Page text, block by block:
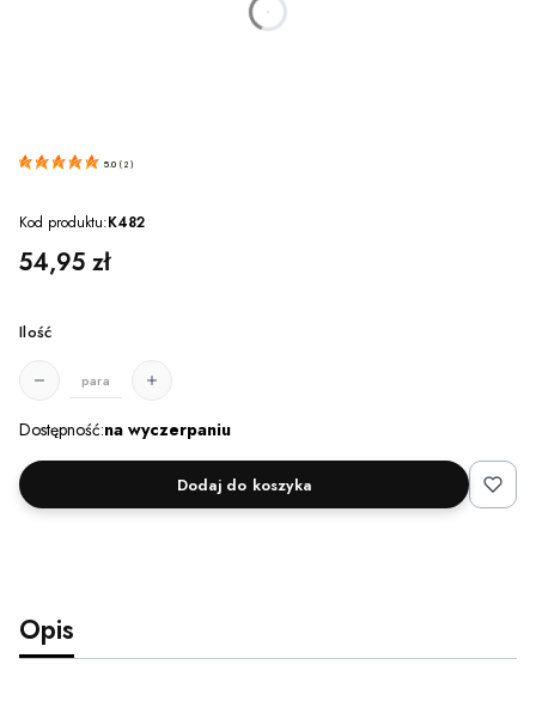
godzin
5.0 ( 2 )
Kod produktu:K482
Cena
54,95 zł
Ilość
para
Dostępność:na wyczerpaniu
Dodaj do koszyka
Opis